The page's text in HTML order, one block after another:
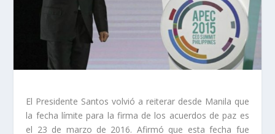
El Presidente Santos volvió a reiterar desde Manila que
la fecha límite para la firma de los acuerdos de paz es
el 23 de marzo de 2016. Afirmó que esta fecha fue